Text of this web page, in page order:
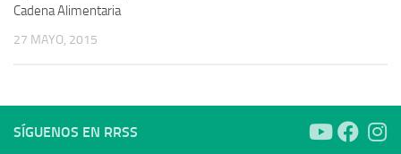
Cadena Alimentaria
27 MAYO, 2015
SÍGUENOS EN RRSS